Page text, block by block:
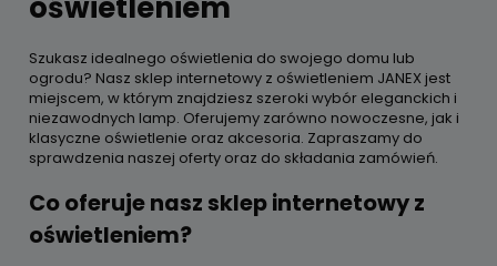
Szukasz idealnego oświetlenia do swojego domu lub
ogrodu? Nasz sklep internetowy z oświetleniem JANEX jest
miejscem, w którym znajdziesz szeroki wybór eleganckich i
niezawodnych lamp. Oferujemy zarówno nowoczesne, jak i
klasyczne oświetlenie oraz akcesoria. Zapraszamy do
sprawdzenia naszej oferty oraz do składania zamówień.
Co oferuje nasz sklep internetowy z
oświetleniem?